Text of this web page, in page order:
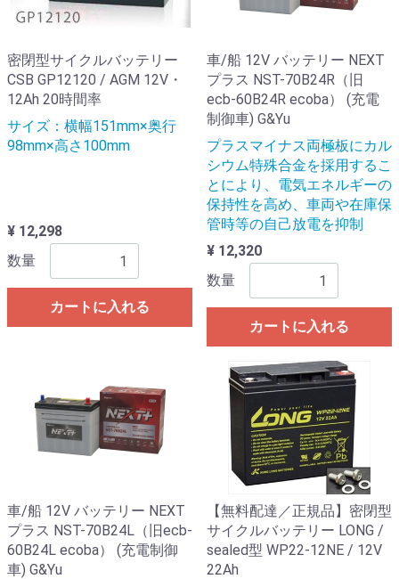
密閉型サイクルバッテリー
CSB GP12120 / AGM 12V・
12Ah 20時間率
サイズ：横幅151mm×奥行
98mm×高さ100mm
¥ 12,298
数量
カートに入れる
車/船 12V バッテリー NEXT
プラス NST-70B24R（旧
ecb-60B24R ecoba） (充電
制御車) G&Yu
プラスマイナス両極板にカル
シウム特殊合金を採用するこ
とにより、電気エネルギーの
保持性を高め、車両や在庫保
管時等の自己放電を抑制
¥ 12,320
数量
カートに入れる
車/船 12V バッテリー NEXT
プラス NST-70B24L（旧ecb-
60B24L ecoba） (充電制御
車) G&Yu
【無料配達／正規品】密閉型
サイクルバッテリー LONG /
sealed型 WP22-12NE / 12V
22Ah